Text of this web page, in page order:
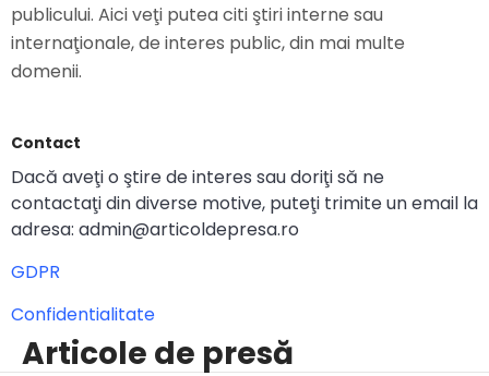
publicului. Aici veţi putea citi ştiri interne sau
internaţionale, de interes public, din mai multe
domenii.
Contact
Dacă aveţi o ştire de interes sau doriţi să ne
contactaţi din diverse motive, puteţi trimite un email la
adresa: admin@articoldepresa.ro
GDPR
Confidentialitate
Articole de presă